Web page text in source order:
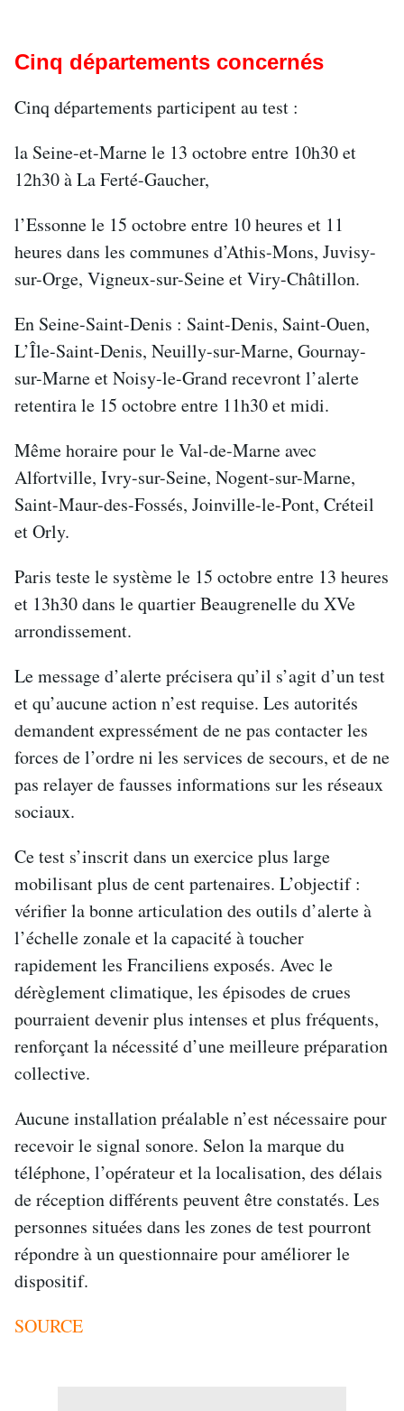
Cinq départements concernés
Cinq départements participent au test :
la Seine-et-Marne le 13 octobre entre 10h30 et
12h30 à La Ferté-Gaucher,
l’Essonne le 15 octobre entre 10 heures et 11
heures dans les communes d’Athis-Mons, Juvisy-
sur-Orge, Vigneux-sur-Seine et Viry-Châtillon.
En Seine-Saint-Denis : Saint-Denis, Saint-Ouen,
L’Île-Saint-Denis, Neuilly-sur-Marne, Gournay-
sur-Marne et Noisy-le-Grand recevront l’alerte
retentira le 15 octobre entre 11h30 et midi.
Même horaire pour le Val-de-Marne avec
Alfortville, Ivry-sur-Seine, Nogent-sur-Marne,
Saint-Maur-des-Fossés, Joinville-le-Pont, Créteil
et Orly.
Paris teste le système le 15 octobre entre 13 heures
et 13h30 dans le quartier Beaugrenelle du XVe
arrondissement.
Le message d’alerte précisera qu’il s’agit d’un test
et qu’aucune action n’est requise. Les autorités
demandent expressément de ne pas contacter les
forces de l’ordre ni les services de secours, et de ne
pas relayer de fausses informations sur les réseaux
sociaux.
Ce test s’inscrit dans un exercice plus large
mobilisant plus de cent partenaires. L’objectif :
vérifier la bonne articulation des outils d’alerte à
l’échelle zonale et la capacité à toucher
rapidement les Franciliens exposés. Avec le
dérèglement climatique, les épisodes de crues
pourraient devenir plus intenses et plus fréquents,
renforçant la nécessité d’une meilleure préparation
collective.
Aucune installation préalable n’est nécessaire pour
recevoir le signal sonore. Selon la marque du
téléphone, l’opérateur et la localisation, des délais
de réception différents peuvent être constatés. Les
personnes situées dans les zones de test pourront
répondre à un questionnaire pour améliorer le
dispositif.
SOURCE